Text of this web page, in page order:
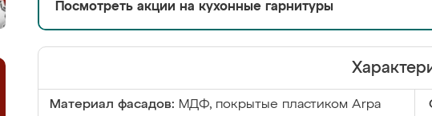
Посмотреть акции на кухонные гарнитуры
Материал фасадов: МДФ, покрытые пластиком Arpa